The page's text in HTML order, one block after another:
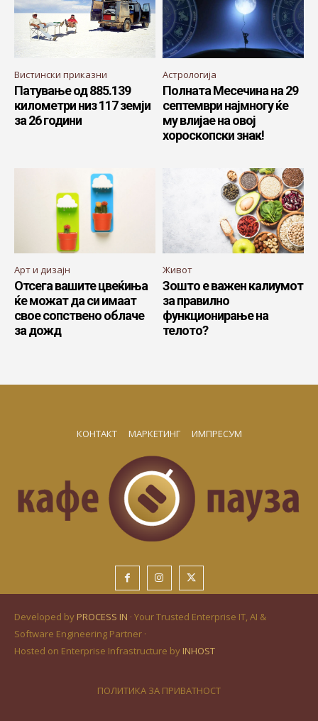
Вистински приказни
Патување од 885.139
километри низ 117 земји
за 26 години
Астрологија
Полната Месечина на 29
септември најмногу ќе
му влијае на овој
хороскопски знак!
Арт и дизајн
Отсега вашите цвеќиња
ќе можат да си имаат
свое сопствено облаче
за дожд
Живот
Зошто е важен калиумот
за правилно
функционирање на
телото?
КОНТАКТ МАРКЕТИНГ ИМПРЕСУМ
Developed by PROCESS IN · Your Trusted Enterprise IT, AI &
Software Engineering Partner ·
Hosted on Enterprise Infrastructure by INHOST
ПОЛИТИКА ЗА ПРИВАТНОСТ